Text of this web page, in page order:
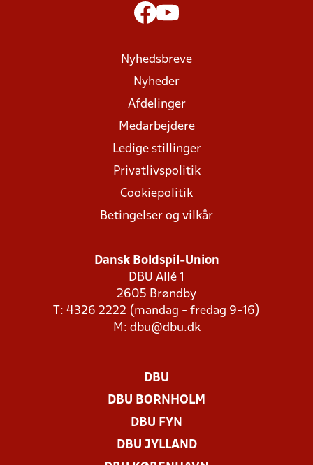
Nyhedsbreve
Nyheder
Afdelinger
Medarbejdere
Ledige stillinger
Privatlivspolitik
Cookiepolitik
Betingelser og vilkår
Dansk Boldspil-Union
DBU Allé 1
2605 Brøndby
T: 4326 2222 (mandag - fredag 9-16)
M: dbu@dbu.dk
DBU
DBU BORNHOLM
DBU FYN
DBU JYLLAND